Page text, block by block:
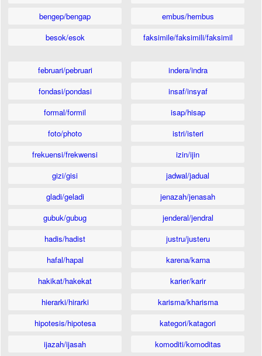
bengep/bengap
besok/esok
embus/hembus
faksimile/faksimili/faksimil
februari/pebruari
fondasi/pondasi
formal/formil
foto/photo
frekuensi/frekwensi
gizi/gisi
gladi/geladi
gubuk/gubug
hadis/hadist
hafal/hapal
hakikat/hakekat
hierarki/hirarki
hipotesis/hipotesa
ijazah/ijasah
indera/indra
insaf/insyaf
isap/hisap
istri/isteri
izin/ijin
jadwal/jadual
jenazah/jenasah
jenderal/jendral
justru/justeru
karena/karna
karier/karir
karisma/kharisma
kategori/katagori
komoditi/komoditas